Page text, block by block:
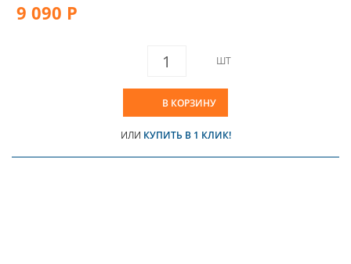
9 090 Р
ШТ
В КОРЗИНУ
ИЛИ КУПИТЬ В 1 КЛИК!